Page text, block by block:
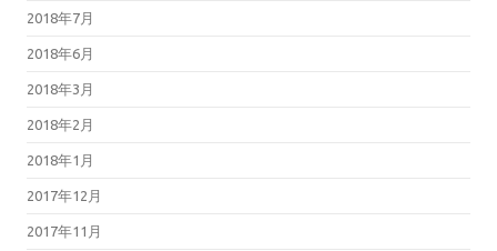
2018年7月
2018年6月
2018年3月
2018年2月
2018年1月
2017年12月
2017年11月